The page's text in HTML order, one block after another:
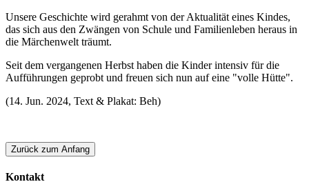
Unsere Geschichte wird gerahmt von der Aktualität eines Kindes,
das sich aus den Zwängen von Schule und Familienleben heraus in
die Märchenwelt träumt.
Seit dem vergangenen Herbst haben die Kinder intensiv für die
Aufführungen geprobt und freuen sich nun auf eine "volle Hütte".
(14. Jun. 2024, Text & Plakat: Beh)
Zurück zum Anfang
Kontakt